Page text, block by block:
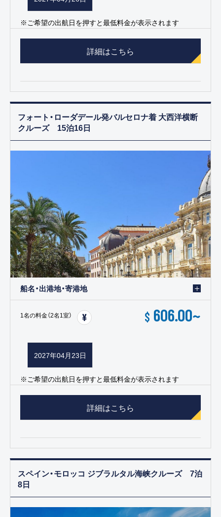
※ご希望の出航日を押すと最低料金が表示されます
詳細はこちら
フォート・ローダデール発バルセロナ着 大西洋横断
クルーズ 15泊16日
船名・出港地・寄港地
1名の料金（2名1室） $ 606.00~
2027年04月23日
※ご希望の出航日を押すと最低料金が表示されます
詳細はこちら
スペイン・モロッコ ジブラルタル海峡クルーズ 7泊
8日